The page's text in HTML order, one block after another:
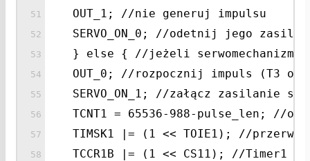
OUT_1; //nie generuj impulsu
SERVO_ON_0; //odetnij jego
} else { //jeżeli serwomechanizm
OUT_0; //rozpocznij impuls (T3
SERVO_ON_1; //załącz zasilanie
TCNT1 = 65536-988-pulse_len; //
TIMSK1 |= (1 << TOIE1); //
TCCR1B |= (1 << CS11); //Timer1